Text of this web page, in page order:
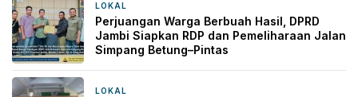
LOKAL
Perjuangan Warga Berbuah Hasil, DPRD
Jambi Siapkan RDP dan Pemeliharaan Jalan
Simpang Betung–Pintas
LOKAL